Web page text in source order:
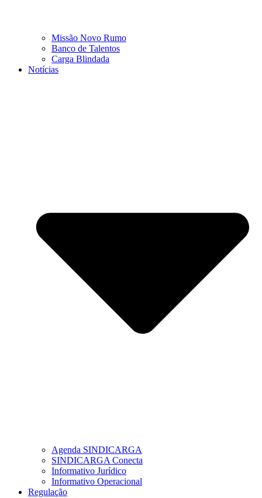
Missão Novo Rumo
Banco de Talentos
Carga Blindada
Notícias
Agenda SINDICARGA
SINDICARGA Conecta
Informativo Jurídico
Informativo Operacional
Regulação